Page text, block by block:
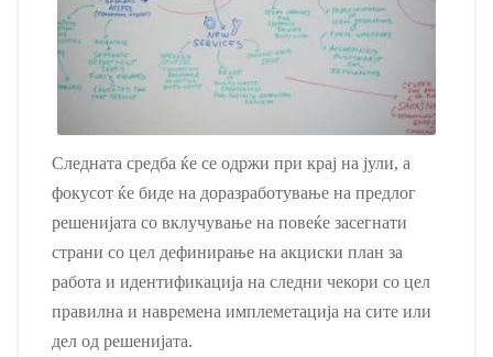
Следната средба ќе се одржи при крај на јули, а
фокусот ќе биде на доразработување на предлог
решенијата со вклучување на повеќе засегнати
страни со цел дефинирање на акциски план за
работа и идентификација на следни чекори со цел
правилна и навремена имплеметација на сите или
дел од решенијата.